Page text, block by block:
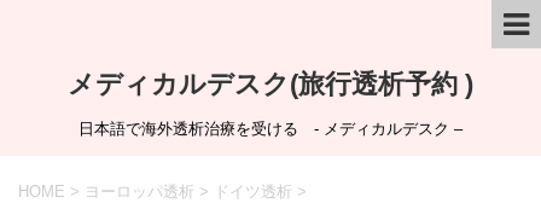
メディカルデスク(旅行透析予約 )
日本語で海外透析治療を受ける - メディカルデスク –
HOME > ヨーロッパ透析 > ドイツ透析 >